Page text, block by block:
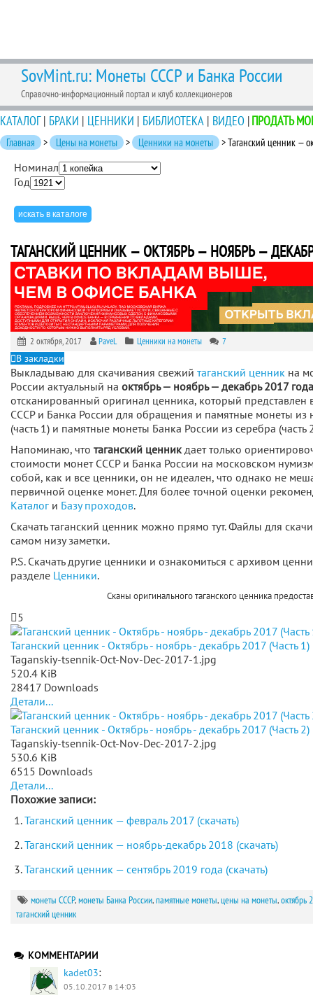
SovMint.ru: Монеты СССР и Банка России
Справочно-информационный портал и клуб коллекционеров
КАТАЛОГ| БРАКИ | ЦЕННИКИ | БИБЛИОТЕКА | ВИДЕО |ПРОДАТЬ
Главная > Цены на монеты > Ценники на монеты > Таганский ценник —
Номинал
Год
ТАГАНСКИЙ ЦЕННИК — ОКТЯБРЬ — НОЯБРЬ —
2 октября, 2017 PaveL Ценники на монеты 7
В закладки
Выкладываю для скачивания свежий таганский ценник на
России актуальный на октябрь — ноябрь — декабрь2017 года
отсканированный оригинал ценника, который представлен
СССР и Банка России для обращения и памятные монеты из
(часть 1) и памятные монеты Банка России из серебра (часть
Напоминаю, что таганский ценникдает только
стоимости монет СССР и Банка России на московском
собой, как и все ценники, он не идеален, что однако не
первичной оценке монет. Для более точной оценки
Каталог и Базу проходов.
Скачать таганский ценник можно прямо тут. Файлы для
самом низу заметки.
P.S. Скачать другие ценники и ознакомиться с архивом
разделе Ценники.
Сканы оригинального таганского ценника
5
Таганский ценник - Октябрь - ноябрь - декабрь 2017 (Часть 1)
Taganskiy-tsennik-Oct-Nov-Dec-2017-1.jpg
520.4 KiB
28417 Downloads
Детали...
Таганский ценник - Октябрь - ноябрь - декабрь 2017 (Часть 2)
Taganskiy-tsennik-Oct-Nov-Dec-2017-2.jpg
530.6 KiB
6515 Downloads
Детали...
Похожие записи:
Таганский ценник — февраль 2017 (скачать)
Таганский ценник — ноябрь-декабрь 2018 (скачать)
Таганский ценник — сентябрь 2019 года (скачать)
монеты СССР,монеты Банка России,памятные монеты,цены на монеты,октябрь
таганский ценник
КОММЕНТАРИИ
kadet03:
05.10.2017 в 14:03